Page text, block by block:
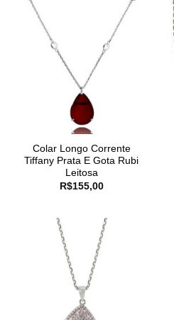
Colar Longo Corrente
Tiffany Prata E Gota Rubi
Leitosa
R$155,00